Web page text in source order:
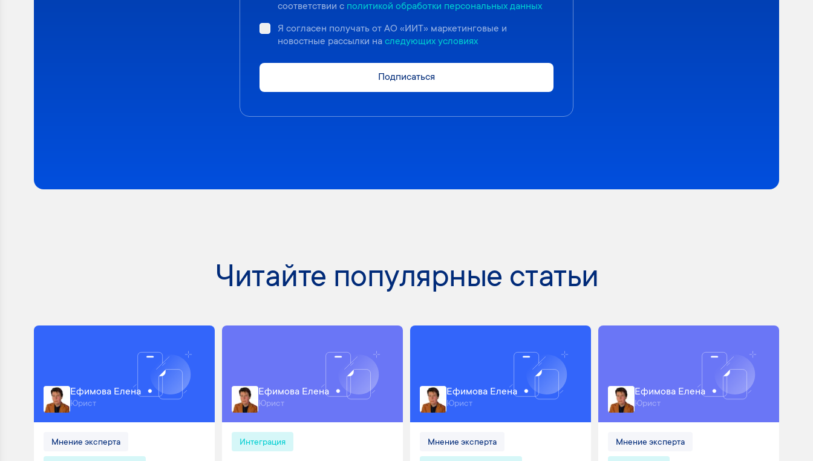
соответствии с политикой обработки персональных данных
Я согласен получать от АО «ИИТ» маркетинговые и
новостные рассылки на следующих условиях
Подписаться
Читайте популярные статьи
Ефимова Елена
Юрист
Мнение эксперта
Ефимова Елена
Юрист
Интеграция
Ефимова Елена
Юрист
Мнение эксперта
Ефимова Елена
Юрист
Мнение эксперта